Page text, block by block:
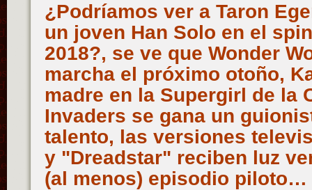
¿Podríamos ver a Taron
un joven Han Solo en el
2018?, se ve que Wonder
marcha el próximo otoño,
madre en la Supergirl de la
Invaders se gana un
talento, las versiones
y "Dreadstar" reciben luz
(al menos) episodio piloto…